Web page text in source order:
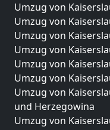
Umzug von
Umzug von
Umzug von
Umzug von
Umzug von
Umzug von
Umzug von
und Herzegowina
Umzug von